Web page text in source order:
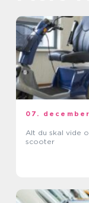
07.
Alt du skal vide
scooter